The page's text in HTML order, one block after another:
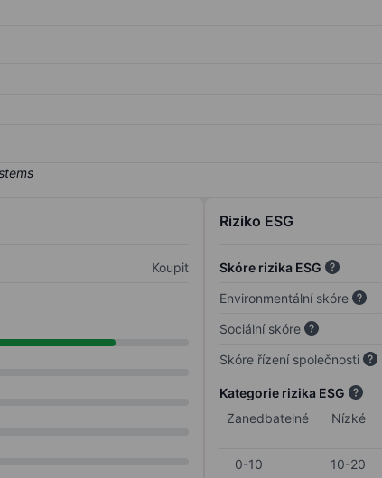
Koupit
Riziko ESG
Skóre rizika ESG
Environmentální skóre
Sociální skóre
Skóre řízení společnosti
Kategorie rizika ESG
Zanedbatelné
Nízké
0-10 10-20